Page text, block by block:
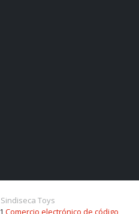
Sindiseca Toys
Comercio electrónico de código